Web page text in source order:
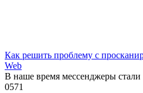
Как решить проблему с
Web
В наше время мессенджеры
0571